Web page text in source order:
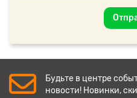
Будьте в центре
новости! Новинки,